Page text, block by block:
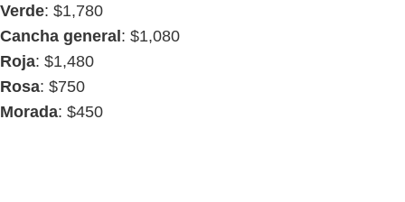
Verde: $1,780
Cancha general: $1,080
Roja: $1,480
Rosa: $750
Morada: $450